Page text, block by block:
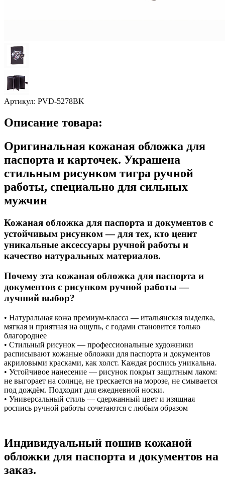
Артикул: PVD-5278BK
Описание товара:
Оригинальная кожаная обложка для
паспорта и карточек. Украшена
стильным рисунком тигра ручной
работы, специально для сильных
мужчин
Кожаная обложка для паспорта и документов с
устойчивым рисунком — для тех, кто ценит
уникальные аксессуары ручной работы и
качество натуральных материалов.
Почему эта кожаная обложка для паспорта и
документов с рисунком ручной работы —
лучший выбор?
• Натуральная кожа премиум-класса — итальянская выделка,
мягкая и приятная на ощупь, с годами становится только
благороднее
• Стильный рисунок — профессиональные художники
расписывают кожаные обложки для паспорта и документов
акриловыми красками, как холст. Каждая роспись уникальна.
• Устойчивое нанесение — рисунок покрыт защитным лаком:
не выгорает на солнце, не трескается на морозе, не смывается
под дождём. Подходит для ежедневной носки.
• Универсальный стиль — сдержанный цвет и изящная
роспись ручной работы сочетаются с любым образом
Индивидуальный пошив кожаной
обложки для паспорта и документов на
заказ.